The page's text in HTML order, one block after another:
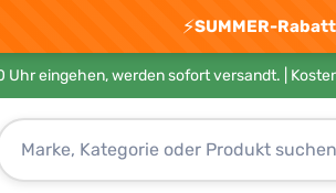
⚡SUMMER-
Uhr eingehen, werden sofort versandt. |